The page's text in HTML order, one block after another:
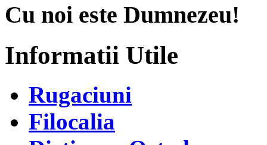
Cu noi este Dumnezeu!
Informatii Utile
Rugaciuni
Filocalia